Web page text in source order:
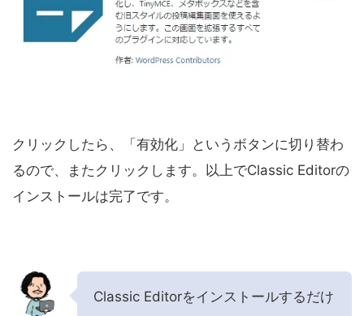
クリックしたら、「有効化」というボタンに切り替わ
るので、またクリックします。以上でClassic Editorの
インストールは完了です。
Classic Editorをインストールするだけ